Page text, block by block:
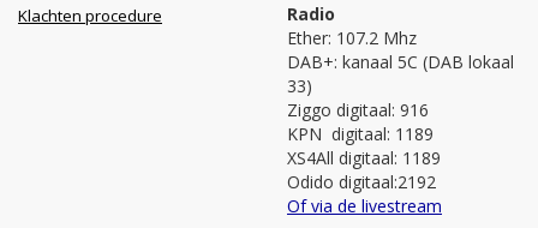
Klachten procedure
Radio
Ether: 107.2 Mhz
DAB+: kanaal 5C (DAB lokaal
33)
Ziggo digitaal: 916
KPN digitaal: 1189
XS4All digitaal: 1189
Odido digitaal:2192
Of via de livestream